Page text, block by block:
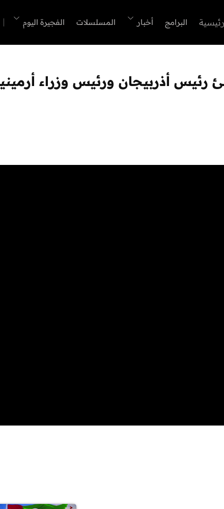
البرامج أخبار المسلسلات الفجيرة اليوم
رئيس أذربيجان ورئيس وزراء